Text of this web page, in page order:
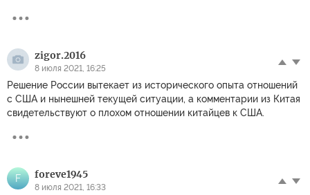
zigor.2016
8 июля 2021, 16:25
Решение России вытекает из исторического опыта отношений
с США и нынешней текущей ситуации, а комментарии из Китая
свидетельствуют о плохом отношении китайцев к США.
F foreve1945
8 июля 2021, 16:33